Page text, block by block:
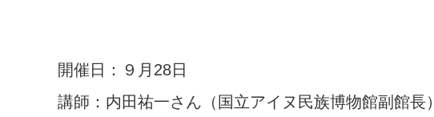
開催日：９月28日
講師：内田祐一さん（国立アイヌ民族博物館副館長）